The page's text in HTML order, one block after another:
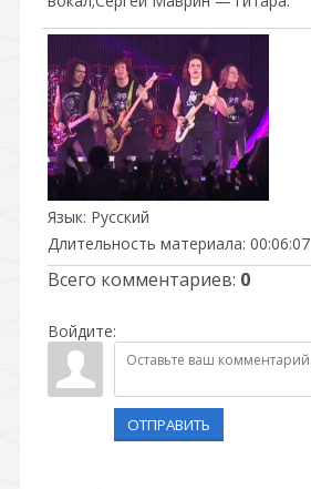
Язык: Русский
Длительность материала: 00:06:07
Всего комментариев: 0
Войдите:
ОТПРАВИТЬ